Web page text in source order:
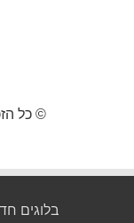
© כל
בלוגים